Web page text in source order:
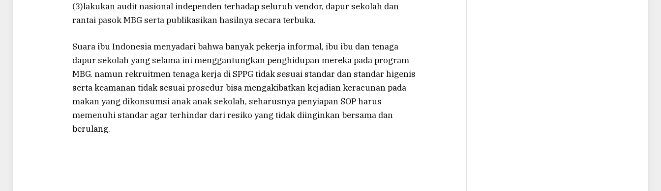
(3)lakukan audit nasional independen terhadap seluruh vendor, dapur sekolah dan
rantai pasok MBG serta publikasikan hasilnya secara terbuka.
Suara ibu Indonesia menyadari bahwa banyak pekerja informal, ibu ibu dan tenaga
dapur sekolah yang selama ini menggantungkan penghidupan mereka pada program
MBG. namun rekruitmen tenaga kerja di SPPG tidak sesuai standar dan standar higenis
serta keamanan tidak sesuai prosedur bisa mengakibatkan kejadian keracunan pada
makan yang dikonsumsi anak anak sekolah, seharusnya penyiapan SOP harus
memenuhi standar agar terhindar dari resiko yang tidak diinginkan bersama dan
berulang.